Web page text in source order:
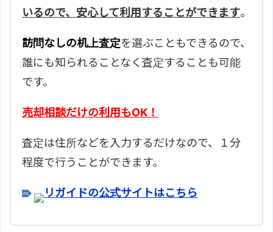
いるので、安心して利用することができます。
訪問なしの机上査定を選ぶこともできるので、
誰にも知られることなく査定することも可能
です。
売却相談だけの利用もOK！
査定は住所などを入力するだけなので、１分
程度で行うことができます。
リガイドの公式サイトはこちら